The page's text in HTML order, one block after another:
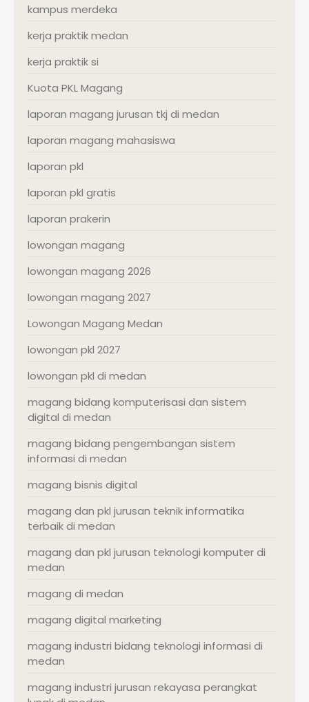
kampus merdeka
kerja praktik medan
kerja praktik si
Kuota PKL Magang
laporan magang jurusan tkj di medan
laporan magang mahasiswa
laporan pkl
laporan pkl gratis
laporan prakerin
lowongan magang
lowongan magang 2026
lowongan magang 2027
Lowongan Magang Medan
lowongan pkl 2027
lowongan pkl di medan
magang bidang komputerisasi dan sistem
digital di medan
magang bidang pengembangan sistem
informasi di medan
magang bisnis digital
magang dan pkl jurusan teknik informatika
terbaik di medan
magang dan pkl jurusan teknologi komputer di
medan
magang di medan
magang digital marketing
magang industri bidang teknologi informasi di
medan
magang industri jurusan rekayasa perangkat